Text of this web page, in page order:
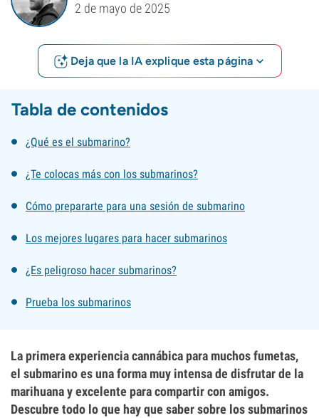
2 de mayo de 2025
Deja que la IA explique esta página
Tabla de contenidos
¿Qué es el submarino?
¿Te colocas más con los submarinos?
Cómo prepararte para una sesión de submarino
Los mejores lugares para hacer submarinos
¿Es peligroso hacer submarinos?
Prueba los submarinos
La primera experiencia cannábica para muchos fumetas,
el submarino es una forma muy intensa de disfrutar de la
marihuana y excelente para compartir con amigos.
Descubre todo lo que hay que saber sobre los submarinos